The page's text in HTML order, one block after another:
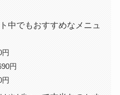
中でもおすすめなメニュ
円